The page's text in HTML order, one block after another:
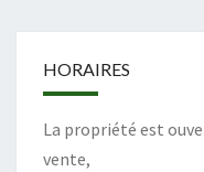
HORAIRES
La propriété est
vente,